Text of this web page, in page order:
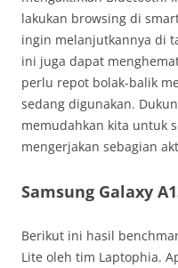
lakukan browsing di
ingin melanjutkannya di
ini juga dapat
perlu repot bolak-balik
sedang digunakan.
memudahkan kita untuk
mengerjakan sebagian
Samsung Galaxy
Berikut ini hasil
Lite oleh tim Laptophia.